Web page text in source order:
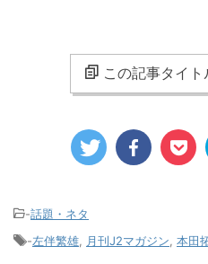
この記事タイ
-話題・ネタ
-左伴繁雄 月刊J2マガジン 本田